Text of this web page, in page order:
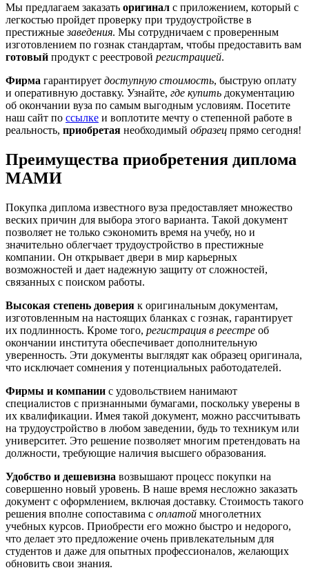
Мы предлагаем заказать оригинал с приложением, который с
легкостью пройдет проверку при трудоустройстве в
престижныезаведения. Мы сотрудничаем с проверенным
изготовлением по гознак стандартам, чтобы предоставить вам
готовый продукт с реестровой регистрацией.
Фирма гарантирует доступную стоимость, быструю оплату
и оперативную доставку. Узнайте, где купить документацию
об окончании вуза по самым выгодным условиям. Посетите
наш сайт по ссылке и воплотите мечту о степенной работе в
реальность, приобретая необходимый образец прямо сегодня!
Преимущества приобретения диплома
МАМИ
Покупка диплома известного вуза предоставляет множество
веских причин для выбора этого варианта. Такой документ
позволяет не только сэкономить время на учебу, но и
значительно облегчает трудоустройство в престижные
компании. Он открывает двери в мир карьерных
возможностей и дает надежную защиту от сложностей,
связанных с поиском работы.
Высокая степень доверия к оригинальным документам,
изготовленным на настоящих бланках с гознак, гарантирует
их подлинность. Кроме того, регистрация в реестре об
окончании института обеспечивает дополнительную
уверенность. Эти документы выглядят как образец оригинала,
что исключает сомнения у потенциальных работодателей.
Фирмы и компании с удовольствием нанимают
специалистов с признанными бумагами, поскольку уверены в
их квалификации. Имея такой документ, можно рассчитывать
на трудоустройство в любом заведении, будь то техникум или
университет. Это решение позволяет многим претендовать на
должности, требующие наличия высшего образования.
Удобство и дешевизна возвышают процесс покупки на
совершенно новый уровень. В наше время несложно заказать
документ с оформлением, включая доставку. Стоимость такого
решения вполне сопоставима с оплатой многолетних
учебных курсов. Приобрести его можно быстро и недорого,
что делает это предложение очень привлекательным для
студентов и даже для опытных профессионалов, желающих
обновить свои знания.